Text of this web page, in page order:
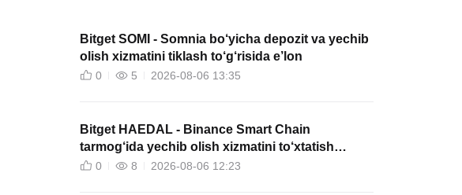
Bitget SOMI - Somnia bo‘yicha depozit va yechib
olish xizmatini tiklash to‘g‘risida e’lon
0 5 2026-08-06 13:35
Bitget HAEDAL - Binance Smart Chain
tarmog‘ida yechib olish xizmatini to‘xtatish
to‘g‘risida e’lon
0 8 2026-08-06 12:23